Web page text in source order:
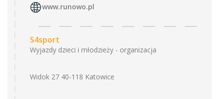
www.runowo.pl
S4sport
Wyjazdy dzieci i młodzieży - organizacja
Widok 27 40-118 Katowice